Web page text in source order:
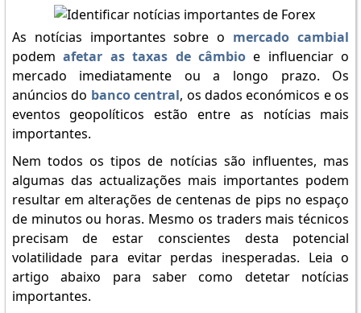
As notícias importantes sobre o mercado cambial
podemafetar as taxas de câmbioe influenciar o
mercado imediatamente ou a longo prazo. Os
anúncios do banco central, os dados económicos e os
eventos geopolíticos estão entre as notícias mais
importantes.
Nem todos os tipos de notícias são influentes, mas
algumas das actualizações mais importantes podem
resultar em alterações de centenas de pips no espaço
de minutos ou horas. Mesmo os traders mais técnicos
precisam de estar conscientes desta potencial
volatilidade para evitar perdas inesperadas. Leia o
artigo abaixo para saber como detetar notícias
importantes.